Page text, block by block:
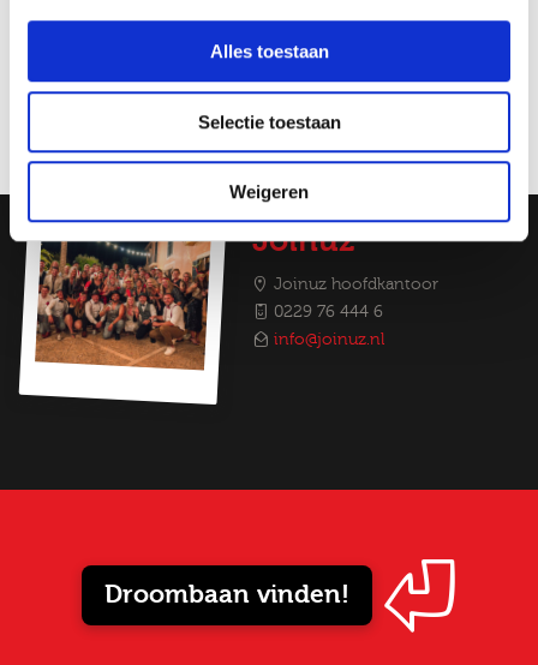
Alles toestaan
Selectie toestaan
Weigeren
zeker eens een bak koffie drinken bij Joinuz!
Team
Joinuz
Joinuz hoofdkantoor
0229 76 444 6
info@joinuz.nl
Droombaan vinden!